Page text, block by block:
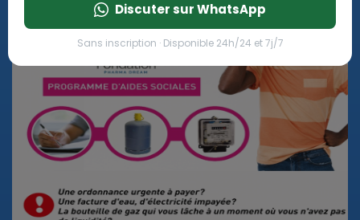
Go
Discuter sur WhatsApp
Sans inscription · Disponible 24h/24 et 7j/7